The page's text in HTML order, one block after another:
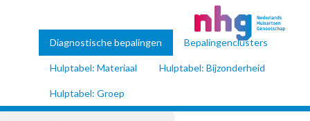
Diagnostische bepalingen Bepalingenclusters
Hulptabel: Materiaal Hulptabel: Bijzonderheid
Hulptabel: Groep